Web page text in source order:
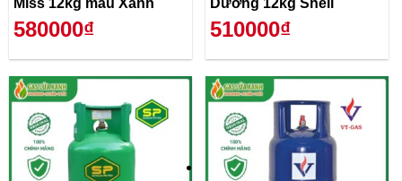
Miss 12kg màu Xanh
580000₫
Dương 12kg Shell
510000₫